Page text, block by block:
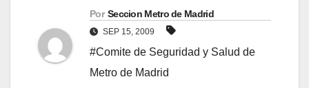
Por Seccion Metro de Madrid
SEP 15, 2009
#Comite de Seguridad y Salud de
Metro de Madrid